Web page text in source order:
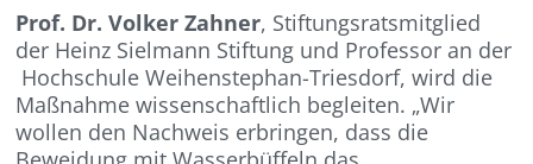
Prof. Dr. Volker Zahner, Stiftungsratsmitglied
der Heinz Sielmann Stiftung und Professor an der
Hochschule Weihenstephan-Triesdorf, wird die
Maßnahme wissenschaftlich begleiten. „Wir
wollen den Nachweis erbringen, dass die